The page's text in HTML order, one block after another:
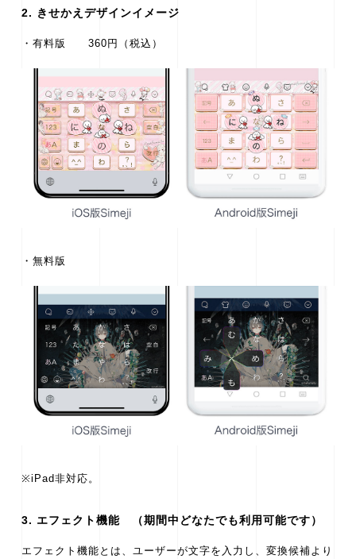
2. きせかえデザインイメージ
・有料版 360円（税込）
・無料版
※iPad非対応。
3. エフェクト機能 （期間中どなたでも利用可能です）
エフェクト機能とは、ユーザーが文字を入力し、変換候補より